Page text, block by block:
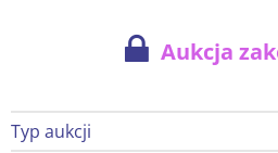
Aukcja
Typ aukcji